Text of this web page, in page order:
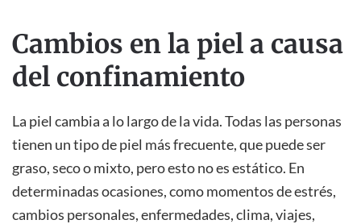
Cambios en la piel a causa
del confinamiento
La piel cambia a lo largo de la vida. Todas las personas
tienen un tipo de piel más frecuente, que puede ser
graso, seco o mixto, pero esto no es estático. En
determinadas ocasiones, como momentos de estrés,
cambios personales, enfermedades, clima, viajes,